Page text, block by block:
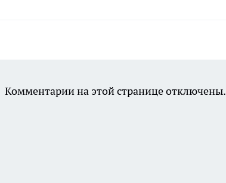
Комментарии на этой странице отключены.